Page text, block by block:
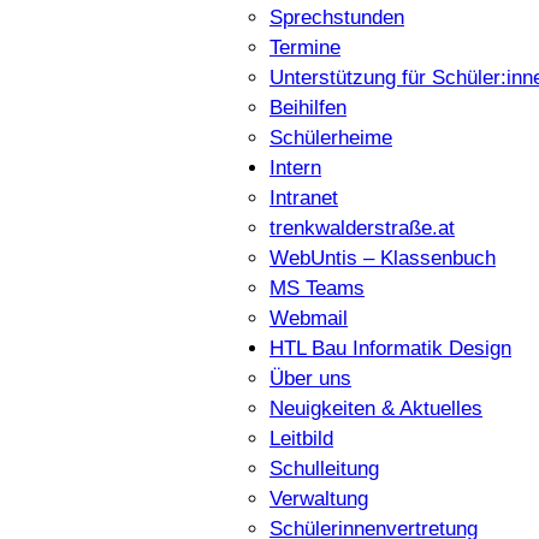
Sprechstunden
Termine
Unterstützung für
Beihilfen
Schülerheime
Intern
Intranet
trenkwalderstraße.at
WebUntis – Klassenbuch
MS Teams
Webmail
HTL Bau Informatik Design
Über uns
Neuigkeiten & Aktuelles
Leitbild
Schulleitung
Verwaltung
Schülerinnenvertretung